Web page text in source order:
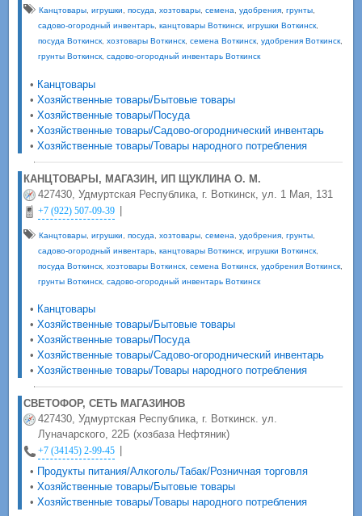
Канцтовары, игрушки, посуда, хозтовары, семена, удобрения, грунты,
садово-огородный инвентарь, канцтовары Воткинск, игрушки Воткинск,
посуда Воткинск, хозтовары Воткинск, семена Воткинск, удобрения Воткинск,
грунты Воткинск, садово-огородный инвентарь Воткинск
• Канцтовары
• Хозяйственные товары/Бытовые товары
• Хозяйственные товары/Посуда
• Хозяйственные товары/Садово-огороднический инвентарь
• Хозяйственные товары/Товары народного потребления
КАНЦТОВАРЫ, МАГАЗИН, ИП ЩУКЛИНА О. М.
427430, Удмуртская Республика, г. Воткинск, ул. 1 Мая, 131
+7 (922) 507-09-39
Канцтовары, игрушки посуда хозтовары, семена удобрения, грунты,
садово-огородный инвентарь, канцтовары Воткинск, игрушки Воткинск,
посуда Воткинск, хозтовары Воткинск, семена Воткинск, удобрения Воткинск,
грунты Воткинск, садово-огородный инвентарь Воткинск
• Канцтовары
• Хозяйственные товары/Бытовые товары
• Хозяйственные товары/Посуда
• Хозяйственные товары/Садово-огороднический инвентарь
• Хозяйственные товары/Товары народного потребления
СВЕТОФОР, СЕТЬ МАГАЗИНОВ
427430, Удмуртская Республика, г. Воткинск. ул.
Луначарского, 22Б (хозбаза Нефтяник)
+7 (34145) 2-99-45
• Продукты питания/Алкоголь/Табак/Розничная торговля
• Хозяйственные товары/Бытовые товары
• Хозяйственные товары/Товары народного потребления